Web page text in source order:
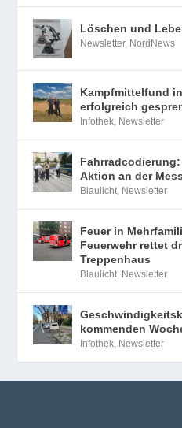
Löschen und
Newsletter, NordNews
Kampfmittelfund
erfolgreich
Infothek, Newsletter
Aktion an der
Blaulicht, Newsletter
Feuer in
Feuerwehr rettet
Treppenhaus
Blaulicht, Newsletter
kommenden
Infothek, Newsletter